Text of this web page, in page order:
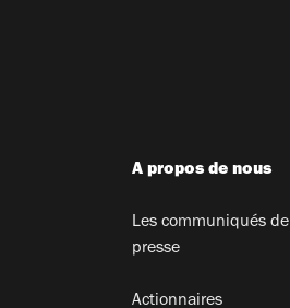
A propos de nous
Les communiqués de
presse
Actionnaires